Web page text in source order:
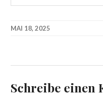
MAI 18, 2025
Schreibe einen